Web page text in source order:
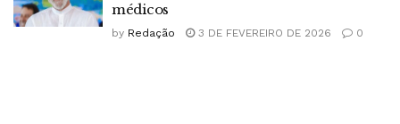
médicos
by Redação 3 DE FEVEREIRO DE 2026 0